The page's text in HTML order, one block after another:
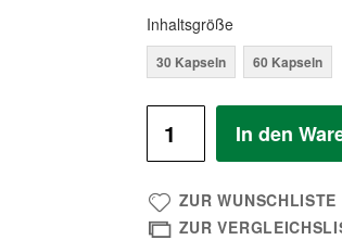
Inhaltsgröße
30 Kapseln 60 Kapseln
In den
ZUR
ZUR